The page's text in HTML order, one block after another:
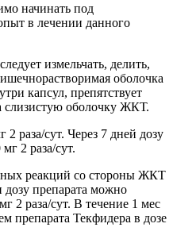
начинать под
в лечении данного
измельчать, делить,
оболочка
капсул, препятствует
слизистую оболочку ЖКТ.
2 раза/сут. Через 7 дней дозу
2 раза/сут.
реакций со стороны ЖКТ
препарата можно
2 раза/сут. В течение 1 мес
препарата Текфидера в дозе